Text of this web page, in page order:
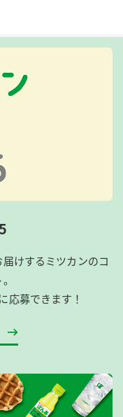
けするミツカンのコ
応募できます！